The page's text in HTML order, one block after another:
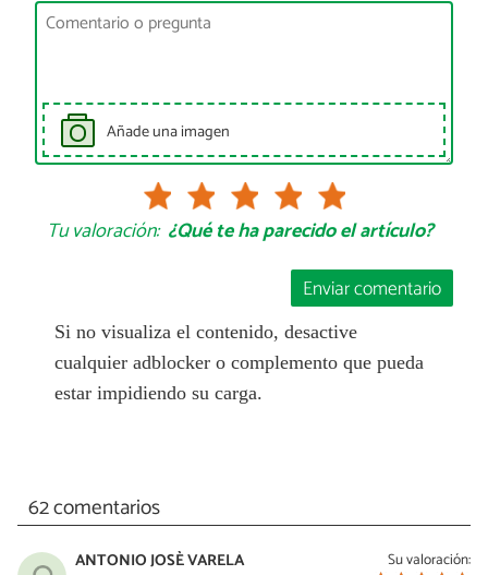
Añade una imagen
Tu valoración: ¿Qué te ha parecido el artículo?
Enviar comentario
Si no visualiza el contenido, desactive
cualquier adblocker o complemento que pueda
estar impidiendo su carga.
62 comentarios
Su valoración:
ANTONIO JOSÈ VARELA